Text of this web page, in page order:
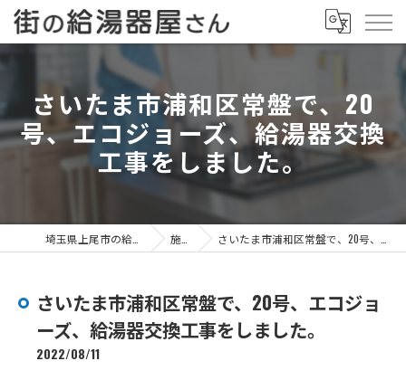
さいたま市浦和区常盤で、20
号、エコジョーズ、給湯器交換
工事をしました。
埼玉県上尾市の給湯器なら街の給湯器屋さん 施工事例 さいたま市浦和区常盤で、20号、エコジョーズ、給湯器交換工事をしました。
さいたま市浦和区常盤で、20号、エコジョ
ーズ、給湯器交換工事をしました。
2022/08/11